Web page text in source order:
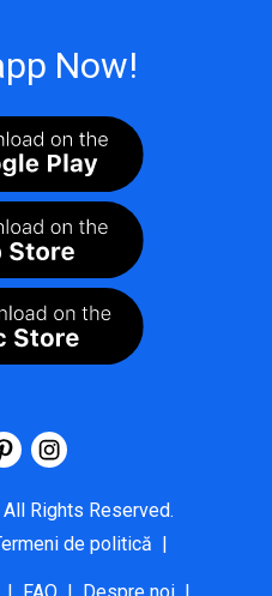
Now!
All Rights Reserved.
de politică |